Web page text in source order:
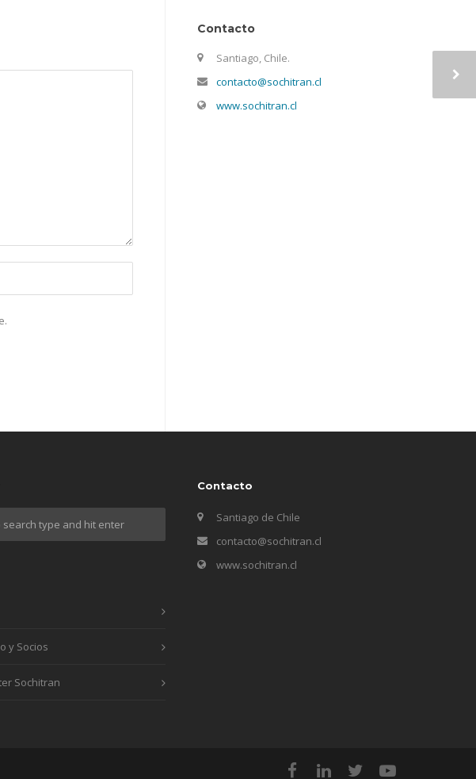
Contacto
Santiago, Chile.
contacto@sochitran.cl
www.sochitran.cl
y Socios
Sochitran
Contacto
Santiago de Chile
contacto@sochitran.cl
www.sochitran.cl